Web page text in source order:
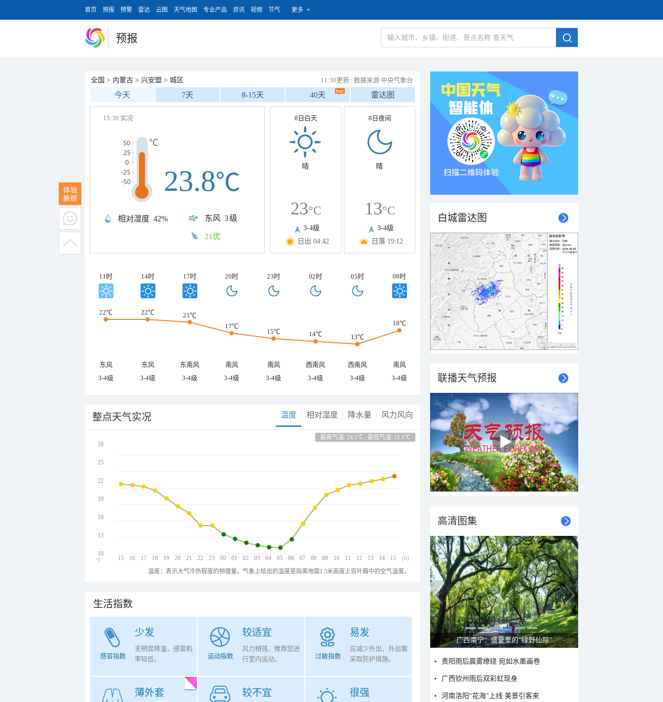
首页 预报 预警 雷达 云图 天气地图 专业产品 资讯 视频 节气 更多
预报
全国 > 内蒙古 > 兴安盟 > 城区 11:30更新 | 数据来源 中央气象台
今天 7天 8-15天 40天 雷达图
15:30 实况
相对湿度 42% 东风 3级
23.8℃
21优
8日白天
晴
23°C
3-4级
日出 04:42
8日夜间
晴
13°C
3-4级
日落 19:12
11时 14时 17时 20时 23时 02时 05时 08时
22℃ 22℃
21℃
17℃
15℃ 14℃ 13℃
18℃
东风 东风 东南风 南风 南风 西南风 西南风
南风
3-4级
3-4级 3-4级 3-4级 3-4级 3-4级 3-4级 3-4级
整点天气实况 温度 相对湿度 降水量 风力风向
最高气温: 24.1℃ , 最低气温: 11.1℃
15 16 17 18 19 20 21 22 23 00 01 02 03 04 05 06 07 08 09 10 11 12 13 14 15
28
25
22
19
16
13
10
(h)
℃
温度：表示大气冷热程度的物理量，气象上给出的温度是指离地面1.5米高度上百叶箱中的空气温度。
生活指数
少发
感冒指数
无明显降温，感冒机
率较低。
较适宜
运动指数
风力稍强，推荐您进
行室内运动。
易发
过敏指数
应减少外出，外出需
采取防护措施。
薄外套 较不宜 很强
白城雷达图
联播天气预报
高清图集
呼伦贝尔草原 藏着最治愈的蓝天白云
贵阳雨后晨雾缭绕 宛如水墨画卷
广西钦州雨后双彩虹现身
河南洛阳“花海”上线 美景引客来